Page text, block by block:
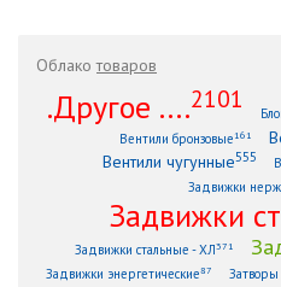
Облакотоваров
.Другое ....2101
Вентили бронзовые161
Вентили чугунные555
Задвижки
Задвижки
Задвижки стальные - ХЛ371
Задвижки энергетические87 Затворы